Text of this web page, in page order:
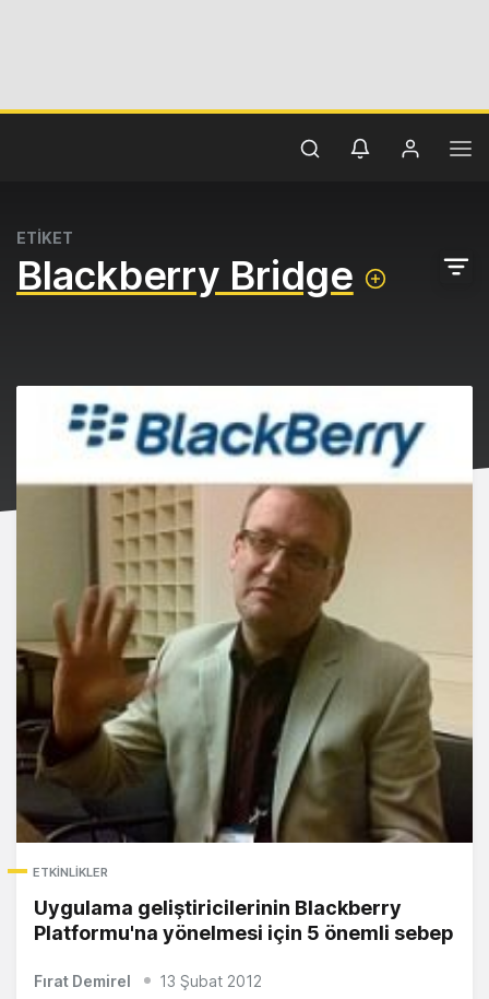
ETİKET
Blackberry Bridge
ETKINLIKLER
Uygulama geliştiricilerinin Blackberry
Platformu'na yönelmesi için 5 önemli sebep
Fırat Demirel 13 Şubat 2012